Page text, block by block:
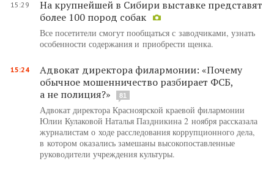
15:29
На крупнейшей в Сибири выставке представят
более 100 пород собак
Все посетители смогут пообщаться с заводчиками, узнать
особенности содержания и приобрести щенка.
15:24
Адвокат директора филармонии: «Почему
обычное мошенничество разбирает ФСБ,
а не полиция?»
81
Адвокат директора Красноярской краевой филармонии
Юлии Кулаковой Наталья Паздникина 2 ноября рассказала
журналистам о ходе расследования коррупционного дела,
в котором оказались замешаны высокопоставленные
руководители учреждения культуры.